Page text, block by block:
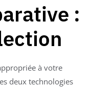
:
à votre
deux technologies